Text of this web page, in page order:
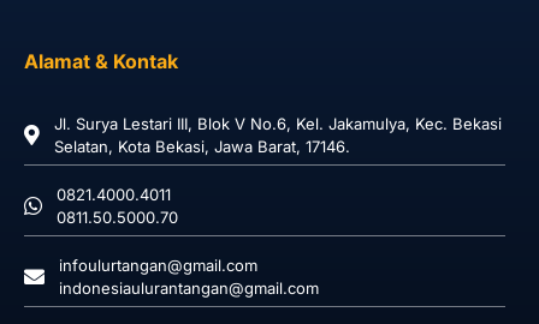
Alamat & Kontak
Jl. Surya Lestari III, Blok V No.6, Kel. Jakamulya, Kec. Bekasi
Selatan, Kota Bekasi, Jawa Barat, 17146.
0821.4000.4011
0811.50.5000.70
infoulurtangan@gmail.com
indonesiaulurantangan@gmail.com